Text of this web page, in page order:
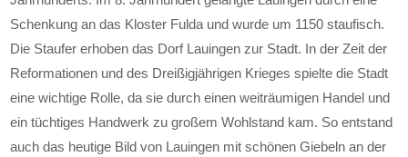
Schenkung an das Kloster Fulda und wurde um 1150 staufisch.
Die Staufer erhoben das Dorf Lauingen zur Stadt. In der Zeit der
Reformationen und des Dreißigjährigen Krieges spielte die Stadt
eine wichtige Rolle, da sie durch einen weiträumigen Handel und
ein tüchtiges Handwerk zu großem Wohlstand kam. So entstand
auch das heutige Bild von Lauingen mit schönen Giebeln an der